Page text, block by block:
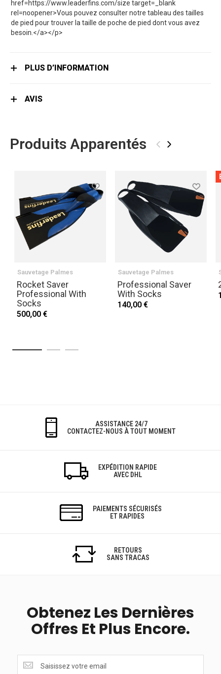
href=https://www.leaderfins.com/size target=_blank
rel=noopener>Vous pouvez consulter notre tableau des tailles
de pied pour trouver la taille de poche de pied dont vous avez
besoin.</a></p>
PLUS D’INFORMATION
AVIS
Produits Apparentés ‹ ›
Sauvetage Palmes
Rocket Saver
Professional With
Socks
500,00 €
Sauvetage Palmes
Professional Saver
With Socks
140,00 €
ASSISTANCE 24/7
CONTACTEZ-NOUS À TOUT MOMENT
EXPÉDITION RAPIDE
AVEC DHL
PAIEMENTS SÉCURISÉS
ET RAPIDES
RETOURS
SANS TRACAS
Obtenez Les Dernières
Offres Et Plus Encore.
les